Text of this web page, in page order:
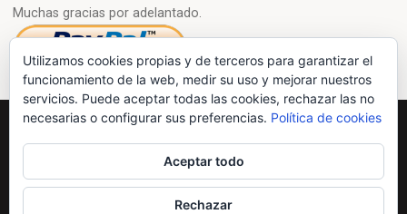
Muchas gracias por adelantado.
©2026 Química en casa.com
Utilizamos cookies propias y de terceros para garantizar el
funcionamiento de la web, medir su uso y mejorar nuestros
servicios. Puede aceptar todas las cookies, rechazar las no
necesarias o configurar sus preferencias. Política de cookies
Aceptar todo
Rechazar